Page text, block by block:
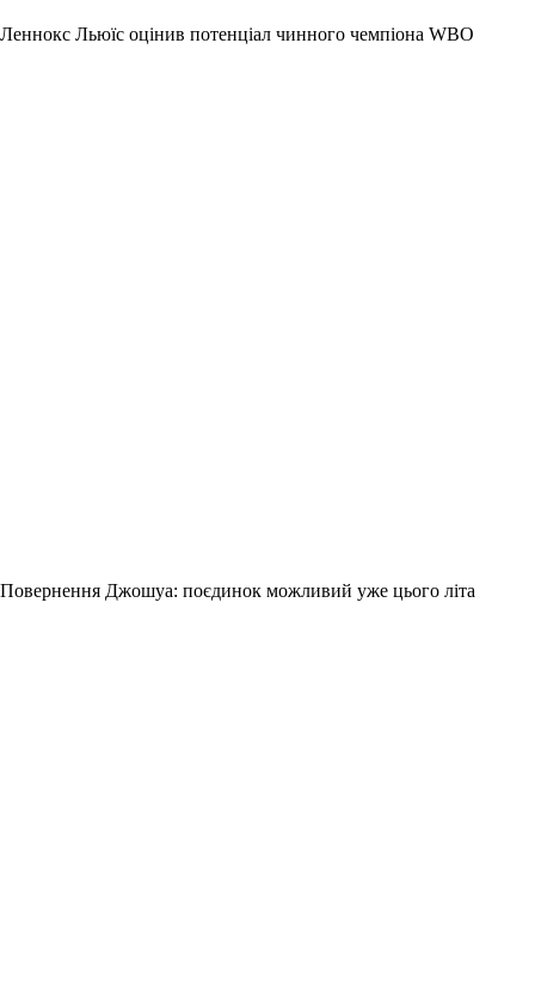
Леннокс Льюїс оцінив потенціал чинного чемпіона WBO
Повернення Джошуа: поєдинок можливий уже цього літа